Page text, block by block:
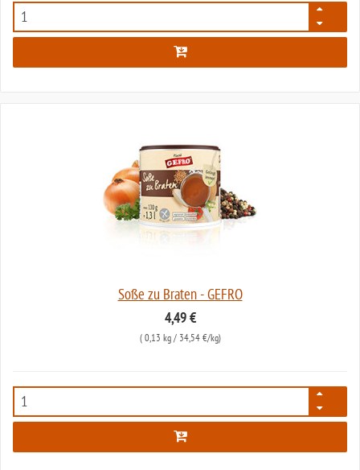
1409
Soße zu Braten - GEFRO
4,49 €
( 0,13 kg/ 34,54 €/kg)
4883